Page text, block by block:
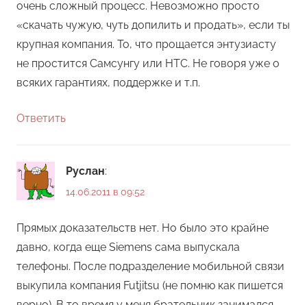
очень сложный процесс. Невозможно просто
«скачать чужую, чуть допилить и продать», если ты
крупная компания. То, что прощается энтузиасту
не простится Самсунгу или HTC. Не говоря уже о
всяких гарантиях, поддержке и т.п.
Ответить
Руслан:
14.06.2011 в 09:52
Прямых доказательств нет. Но было это крайне
давно, когда еще Siemens сама выпускала
телефоны. После подразделение мобильной связи
выкупила компания Futjitsu (не помню как пишется